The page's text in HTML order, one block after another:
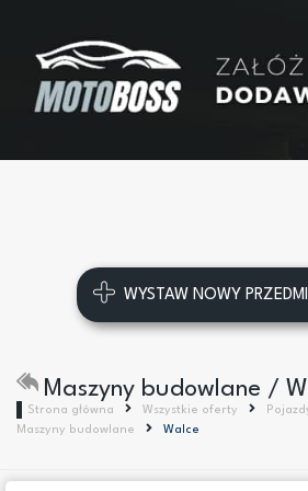
WYSTAW NOWY
Maszyny budowlane /
Strona główna Wszystkie oferty
Maszyny budowlane
Walce